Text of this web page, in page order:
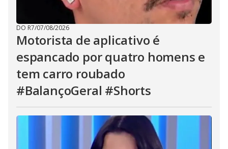
DO R7/07/08/2026
Motorista de aplicativo é
espancado por quatro homens e
tem carro roubado
#BalançoGeral #Shorts